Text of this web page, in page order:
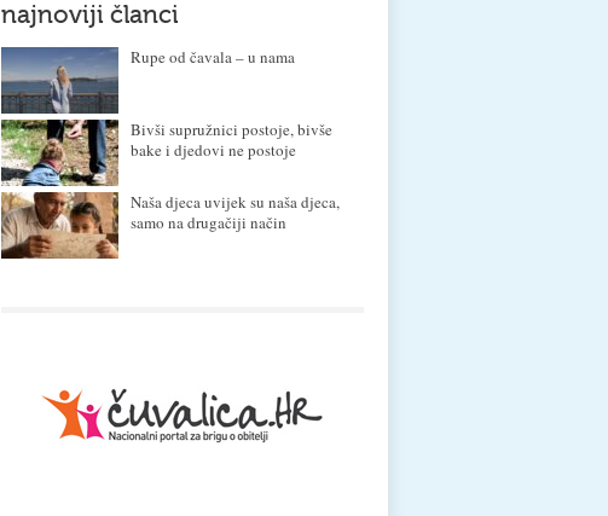
najnoviji članci
Rupe od čavala – u nama
Bivši supružnici postoje, bivše
bake i djedovi ne postoje
Naša djeca uvijek su naša djeca,
samo na drugačiji način